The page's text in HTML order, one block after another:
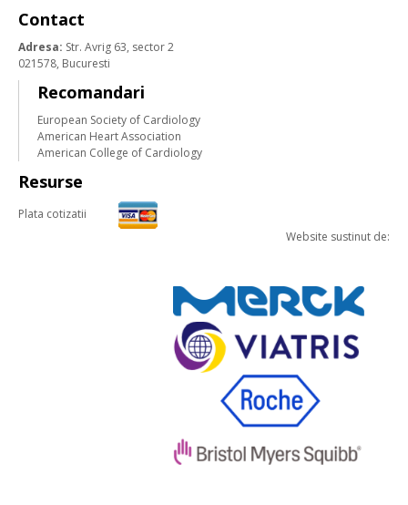
Contact
Adresa: Str. Avrig 63, sector 2
021578, Bucuresti
Recomandari
European Society of Cardiology
American Heart Association
American College of Cardiology
Resurse
Plata cotizatii
Website sustinut de: